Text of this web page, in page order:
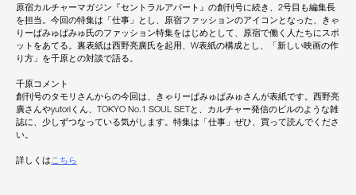
原宿カルチャーマガジン『セントラルアパート』の創刊号に続き、2号目も編集長
を担当。今回の特集は「仕事」とし、原宿ファッションのアイコンとなった、きゃ
りーぱみゅぱみゅ氏のファッション特集をはじめとして、原宿で働く人たちにスポ
ットをあてる。裏表紙は西野亮廣氏を起用、W表紙の構成とし、「新しい映画の作
り方」を千原との対談で語る。
千原コメント
創刊号のタモリさんからの今回は、きゃりーぱみゅぱみゅさんが表紙です。西野亮
廣さんやyutoriくん、TOKYO No.1 SOUL SETと、カルチャー発信のビルのような雑
誌に、少しずつなっている気がします。特集は「仕事」ぜひ、買って読んでくださ
い。
詳しくは こちら